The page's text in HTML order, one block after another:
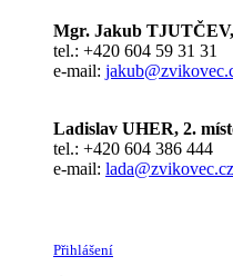
Mgr. Jakub TJUTČEV,
tel.: +420 604 59 31 31
e-mail:
Ladislav UHER, 2.
tel.: +420 604 386 444
e-mail: lada@zvikovec.cz
Přihlášení